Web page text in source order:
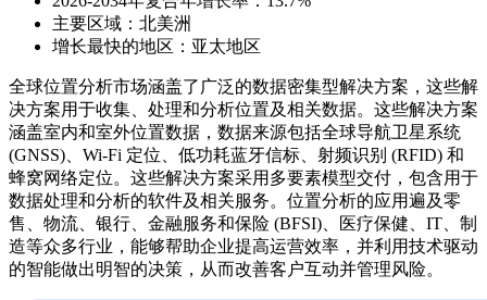
主要区域：北美洲
增长最快的地区：亚太地区
全球位置分析市场涵盖了广泛的数据密集型解决方案，这些解
决方案用于收集、处理和分析位置及相关数据。这些解决方案
涵盖室内和室外位置数据，数据来源包括全球导航卫星系统
(GNSS)、Wi-Fi 定位、低功耗蓝牙信标、射频识别 (RFID) 和
蜂窝网络定位。这些解决方案采用多要素模型交付，包含用于
数据处理和分析的软件及相关服务。位置分析的应用遍及零
售、物流、银行、金融服务和保险 (BFSI)、医疗保健、IT、制
造等众多行业，能够帮助企业提高运营效率，并利用技术驱动
的智能做出明智的决策，从而改善客户互动并管理风险。